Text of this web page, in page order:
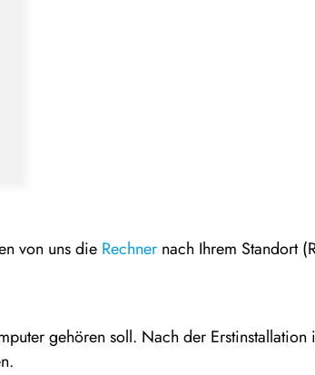
von uns die Rechner nach Ihrem Standort
gehören soll. Nach der Erstinstallation